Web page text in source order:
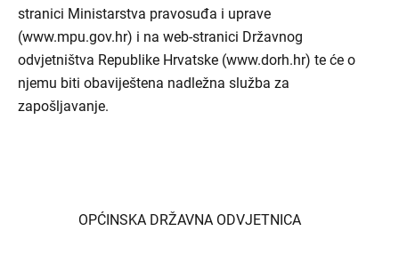
stranici Ministarstva pravosuđa i uprave
(www.mpu.gov.hr) i na web-stranici Državnog
odvjetništva Republike Hrvatske (www.dorh.hr) te će o
njemu biti obaviještena nadležna služba za
zapošljavanje.
OPĆINSKA DRŽAVNA ODVJETNICA